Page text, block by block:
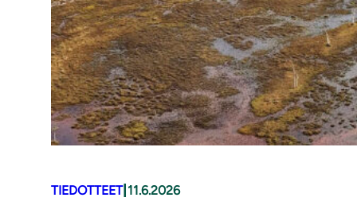
TIEDOTTEET| 11.6.2026